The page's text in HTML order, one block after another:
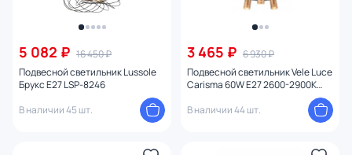
5 082 ₽ 16 450 ₽
Подвесной светильник Lussole
Брукс E27 LSP-8246
В наличии 45 шт.
3 465 ₽ 6 930 ₽
Подвесной светильник Vele Luce
Carisma 60W E27 2600-2900К
В наличии 44 шт.
Страна
Материал арматуры